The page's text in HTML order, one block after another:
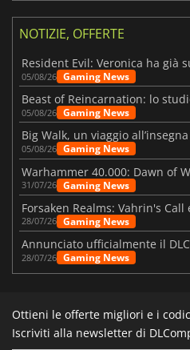
NOTIZIE, OFFERTE
05/08/26 Gaming News
05/08/26 Gaming News
Big Walk, un viaggio
05/08/26 Gaming News
31/07/26 Gaming News
28/07/26 Gaming News
28/07/26 Gaming News
Ottieni le offerte migliori e i
Iscriviti alla newsletter di